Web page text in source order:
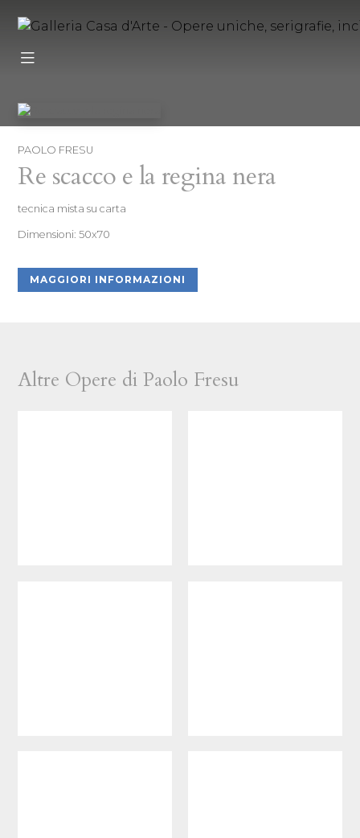
PAOLO FRESU
Re scacco e la regina nera
tecnica mista su carta
Dimensioni: 50x70
MAGGIORI INFORMAZIONI
Altre Opere di Paolo Fresu